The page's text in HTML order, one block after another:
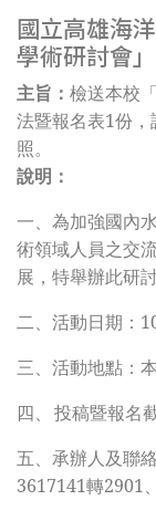
國立高雄海
學術研討會」
主旨： 檢送本校
法暨報名表1份
照。
說明：
一、 為加強國內
術領域人員之交
展，特舉辦此研討
二、 活動日期：
三、 活動地點：
四、 投稿暨報名
五、 承辦人及聯
3617141轉2901